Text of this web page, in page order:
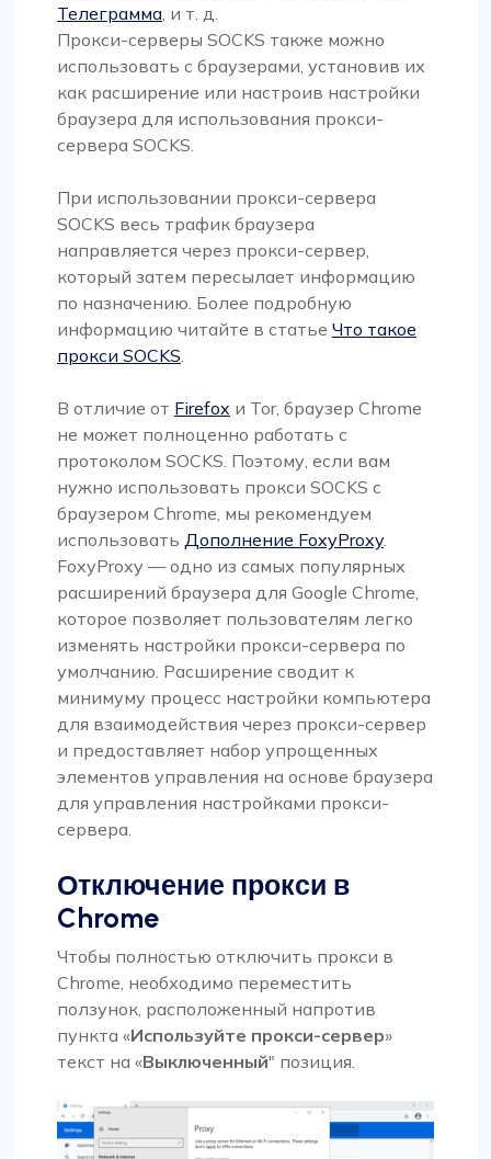
Телеграмма , и т. д.
Прокси-серверы SOCKS также можно
использовать с браузерами, установив их
как расширение или настроив настройки
браузера для использования прокси-
сервера SOCKS.
При использовании прокси-сервера
SOCKS весь трафик браузера
направляется через прокси-сервер,
который затем пересылает информацию
по назначению. Более подробную
информацию читайте в статье Что такое
прокси SOCKS
В отличие от Firefox и Tor, браузер Chrome
не может полноценно работать с
протоколом SOCKS. Поэтому, если вам
нужно использовать прокси SOCKS с
браузером Chrome, мы рекомендуем
использовать Дополнение FoxyProxy.
FoxyProxy — одно из самых популярных
расширений браузера для Google Chrome,
которое позволяет пользователям легко
изменять настройки прокси-сервера по
умолчанию. Расширение сводит к
минимуму процесс настройки компьютера
для взаимодействия через прокси-сервер
и предоставляет набор упрощенных
элементов управления на основе браузера
для управления настройками прокси-
сервера.
Отключение прокси в
Chrome
Чтобы полностью отключить прокси в
Chrome, необходимо переместить
ползунок, расположенный напротив
пункта «Используйте прокси-сервер»
текст на «Выключенный" позиция.